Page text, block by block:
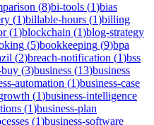
(8)bi-tools (1)bias
(1)billable-hours (1)billing
(1)blockchain (1)blog-strategy
(5)bookkeeping (9)bpa
(2)breach-notification (1)bss
(3)business (13)business
automation (1)business-case
(1)business-intelligence
(1)business-plan
(1)business-software